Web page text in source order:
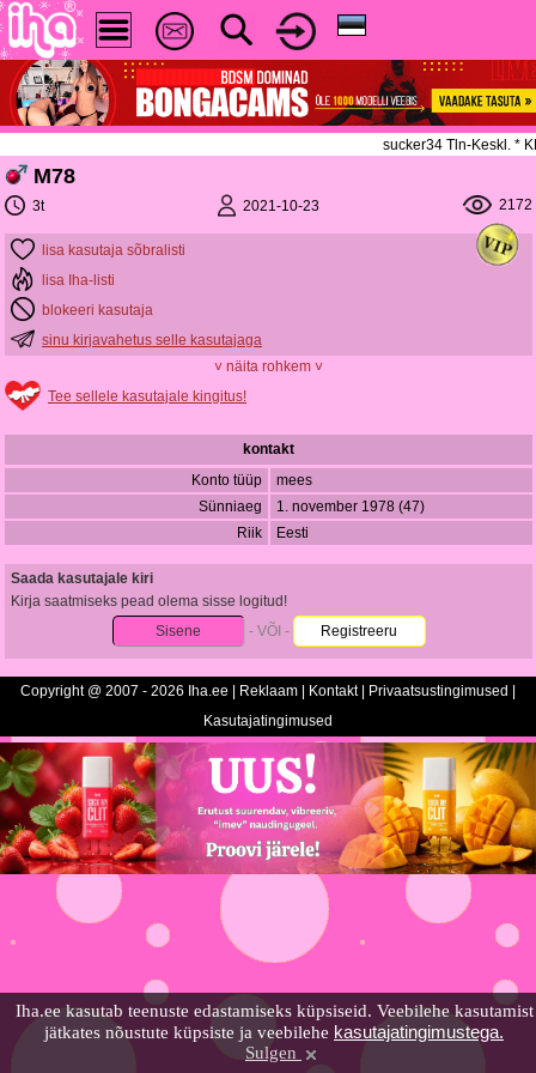
Iha.ee kasutab teenuste edastamiseks küpsiseid. Veebilehe kasutamist
jätkates nõustute küpsiste ja veebilehe kasutajatingimustega.
Sulgen
sucker34 Tln-Keskl. *
M78
3t 2021-10-23 2172
lisa kasutaja sõbralisti
lisa Iha-listi
blokeeri kasutaja
sinu kirjavahetus selle kasutajaga
˅ näita rohkem ˅
Tee sellele kasutajale kingitus!
kontakt
Konto tüüp
mees
Sünniaeg
1. november 1978 (47)
Riik
Eesti
Saada kasutajale kiri
Kirja saatmiseks pead olema sisse logitud!
Sisene
- VÕI - Registreeru
Copyright @ 2007 - 2026 Iha.ee | Reklaam Kontakt| Privaatsustingimused
Kasutajatingimused